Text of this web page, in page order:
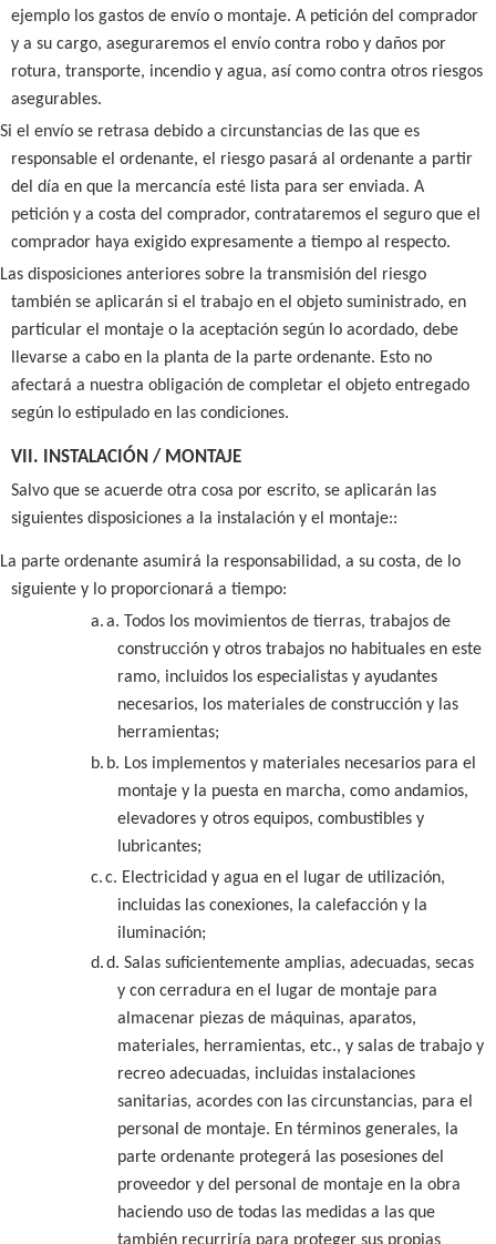
ejemplo los gastos de envío o montaje. A petición del comprador
y a su cargo, aseguraremos el envío contra robo y daños por
rotura, transporte, incendio y agua, así como contra otros riesgos
asegurables.
Si el envío se retrasa debido a circunstancias de las que es
responsable el ordenante, el riesgo pasará al ordenante a partir
del día en que la mercancía esté lista para ser enviada. A
petición y a costa del comprador, contrataremos el seguro que el
comprador haya exigido expresamente a tiempo al respecto.
Las disposiciones anteriores sobre la transmisión del riesgo
también se aplicarán si el trabajo en el objeto suministrado, en
particular el montaje o la aceptación según lo acordado, debe
llevarse a cabo en la planta de la parte ordenante. Esto no
afectará a nuestra obligación de completar el objeto entregado
según lo estipulado en las condiciones.
VII. INSTALACIÓN / MONTAJE
Salvo que se acuerde otra cosa por escrito, se aplicarán las
siguientes disposiciones a la instalación y el montaje::
La parte ordenante asumirá la responsabilidad, a su costa, de lo
siguiente y lo proporcionará a tiempo:
a.a. Todos los movimientos de tierras, trabajos de
construcción y otros trabajos no habituales en este
ramo, incluidos los especialistas y ayudantes
necesarios, los materiales de construcción y las
herramientas;
b. b. Los implementos y materiales necesarios para el
montaje y la puesta en marcha, como andamios,
elevadores y otros equipos, combustibles y
lubricantes;
c.c. Electricidad y agua en el lugar de utilización,
incluidas las conexiones, la calefacción y la
iluminación;
d.d. Salas suficientemente amplias, adecuadas, secas
y con cerradura en el lugar de montaje para
almacenar piezas de máquinas, aparatos,
materiales, herramientas, etc., y salas de trabajo y
recreo adecuadas, incluidas instalaciones
sanitarias, acordes con las circunstancias, para el
personal de montaje. En términos generales, la
parte ordenante protegerá las posesiones del
proveedor y del personal de montaje en la obra
haciendo uso de todas las medidas a las que